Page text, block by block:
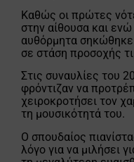
Καθώς οι πρώτες
στην αίθουσα και
αυθόρμητα σηκώθηκε
σε στάση προσοχής
Στις συναυλίες του
φρόντιζαν να
χειροκροτήσει τον
τη μουσικότητά του.
Ο σπουδαίος
λόγο για να μιλήσει